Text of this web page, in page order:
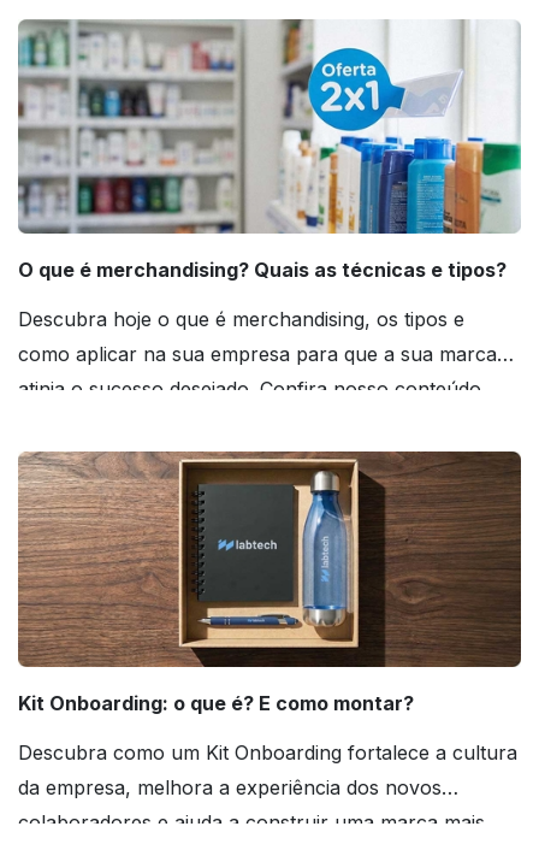
O que é merchandising? Quais as técnicas e tipos?
Descubra hoje o que é merchandising, os tipos e
como aplicar na sua empresa para que a sua marca
atinja o sucesso desejado. Confira nosso conteúdo
Kit Onboarding: o que é? E como montar?
Descubra como um Kit Onboarding fortalece a cultura
da empresa, melhora a experiência dos novos
colaboradores e ajuda a construir uma marca mais